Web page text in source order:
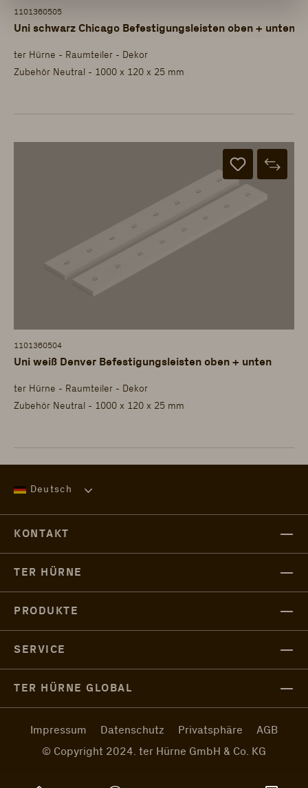
1101360505
Uni schwarz Chicago Befestigungsleisten oben + unten
ter Hürne - Raumteiler - Dekor
Zubehör Neutral - 1000 x 120 x 25 mm
1101360504
Uni weiß Denver Befestigungsleisten oben + unten
ter Hürne - Raumteiler - Dekor
Zubehör Neutral - 1000 x 120 x 25 mm
Deutsch
KONTAKT
TER HÜRNE
PRODUKTE
SERVICE
TER HÜRNE GLOBAL
Impressum Datenschutz Privatsphäre
AGB
© Copyright 2024. ter Hürne GmbH & Co. KG